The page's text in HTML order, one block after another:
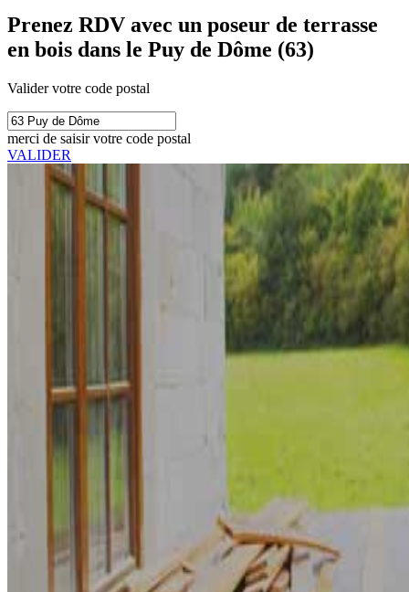
Prenez RDV avec un poseur de terrasse
en bois dans le Puy de Dôme (63)
Valider votre code postal
merci de saisir votre code postal
VALIDER